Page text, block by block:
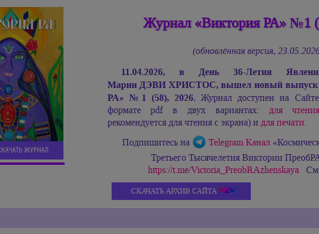
ЖУРНАЛ
Журнал «Виктория РА» №1
(обновлённая версия,
11.04.2026, в День 36-Летия
Марии ДЭВИ ХРИСТОС,вышел новый выпуск
РА» № 1 (58), 2026. Журнал доступен на
формате pdf в двух вариантах: для чтения
рекомендуется для чтения с экрана) и для печати.
Подпишитесь на
Telegram Канал
Третьего Тысячелетия Виктории
https://t.me/Victoria_PreobRAzhenskaya
СКАЧАТЬ АРХИВ САЙТА